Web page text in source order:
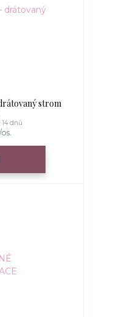
strom
/os.
dnů